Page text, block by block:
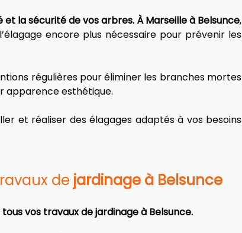
la sécurité de vos arbres. À Marseille à Belsunce,
encore plus nécessaire pour prévenir les
régulières pour éliminer les branches mortes
apparence esthétique.
et réaliser des élagages adaptés à vos besoins
de jardinage à Belsunce
vos travaux de jardinage à Belsunce.